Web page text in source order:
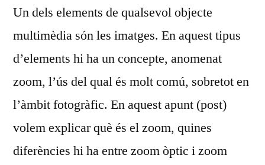
Un dels elements de qualsevol objecte
multimèdia són les imatges. En aquest tipus
d’elements hi ha un concepte, anomenat
zoom, l’ús del qual és molt comú, sobretot en
l’àmbit fotogràfic. En aquest apunt (post)
volem explicar què és el zoom, quines
diferències hi ha entre zoom òptic i zoom